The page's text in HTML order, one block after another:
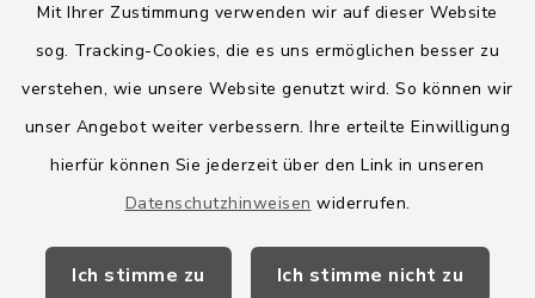
Mit Ihrer Zustimmung verwenden wir auf dieser Website
sog. Tracking-Cookies, die es uns ermöglichen besser zu
verstehen, wie unsere Website genutzt wird. So können wir
unser Angebot weiter verbessern. Ihre erteilte Einwilligung
hierfür können Sie jederzeit über den Link in unseren
Datenschutzhinweisen widerrufen.
Ich stimme zu Ich stimme nicht zu
Quicklinks
Amt Boostedt-Rickling
Amtsbroschüre
Wege-Zweckverband